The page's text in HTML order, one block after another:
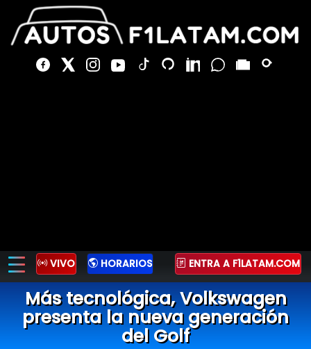
VIVO HORARIOS ENTRA A F1LATAM.COM
Más tecnológica, Volkswagen
presenta la nueva generación
del Golf